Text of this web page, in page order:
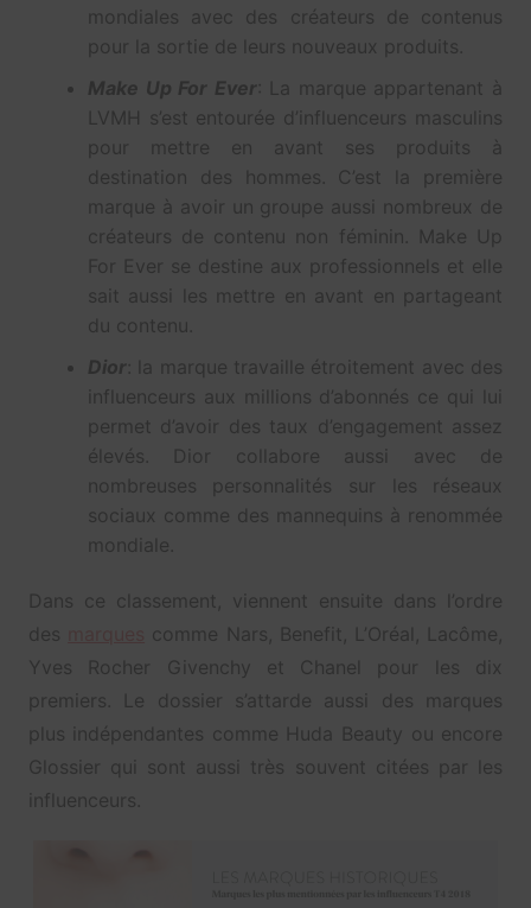
mondiales avec des créateurs de contenus
pour la sortie de leurs nouveaux produits.
Make Up For Ever: La marque appartenant à
LVMH s’est entourée d’influenceurs masculins
pour mettre en avant ses produits à
destination des hommes. C’est la première
marque à avoir un groupe aussi nombreux de
créateurs de contenu non féminin. Make Up
For Ever se destine aux professionnels et elle
sait aussi les mettre en avant en partageant
du contenu.
Dior: la marque travaille étroitement avec des
influenceurs aux millions d’abonnés ce qui lui
permet d’avoir des taux d’engagement assez
élevés. Dior collabore aussi avec de
nombreuses personnalités sur les réseaux
sociaux comme des mannequins à renommée
mondiale.
Dans ce classement, viennent ensuite dans l’ordre
des
comme Nars, Benefit, L’Oréal, Lacôme,
Yves Rocher Givenchy et Chanel pour les dix
premiers. Le dossier s’attarde aussi des marques
plus indépendantes comme Huda Beauty ou encore
Glossier qui sont aussi très souvent citées par les
influenceurs.